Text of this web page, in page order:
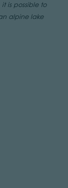
is possible to
alpine lake